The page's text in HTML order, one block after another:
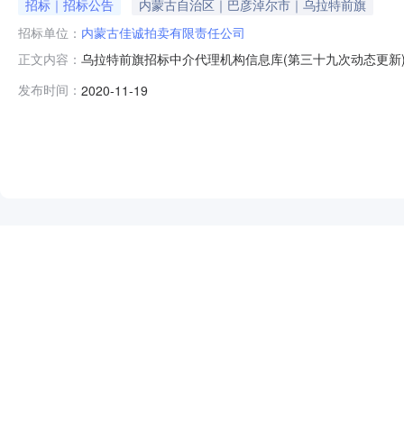
招标｜招标公告
内蒙古自治区｜巴彦淖尔市｜乌拉特前旗
招标单位： 内蒙古佳诚拍卖有限责任公司
正文内容： 乌拉特前旗招标中介代理机构信息库(第三十九次动态更
建星项目管理顾问有限公司边云1514883298835%2河
发布时间： 2020-11-19